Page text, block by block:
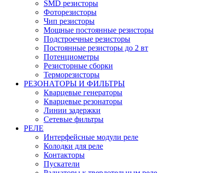
SMD резисторы
Фоторезисторы
Чип резисторы
Мощные постоянные резисторы
Подстроечные резисторы
Постоянные резисторы до 2 вт
Потенциометры
Резисторные сборки
Терморезисторы
РЕЗОНАТОРЫ И ФИЛЬТРЫ
Кварцевые генераторы
Кварцевые резонаторы
Линии задержки
Сетевые фильтры
РЕЛЕ
Интерфейсные модули реле
Колодки для реле
Контакторы
Пускатели